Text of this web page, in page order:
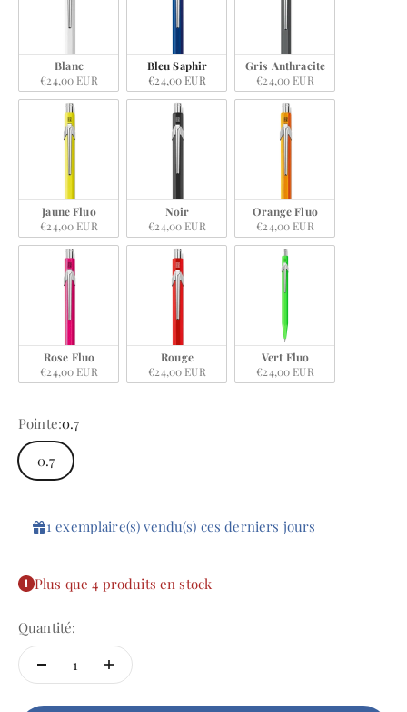
Blanc
€24,00 EUR
Bleu Saphir
€24,00 EUR
Gris Anthracite
€24,00 EUR
Jaune Fluo
€24,00 EUR
Noir
€24,00 EUR
Orange Fluo
€24,00 EUR
Rose Fluo
€24,00 EUR
Rouge
€24,00 EUR
Vert Fluo
€24,00 EUR
Pointe:0.7
0.7
1exemplaire(s)vendu(s) cesderniers jours
Plus que 4 produits en stock
Quantité: